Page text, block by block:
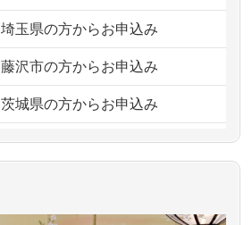
埼玉県の方からお申込み
藤沢市の方からお申込み
茨城県の方からお申込み
三重県の方からお申込み
東京都の方からお申込み